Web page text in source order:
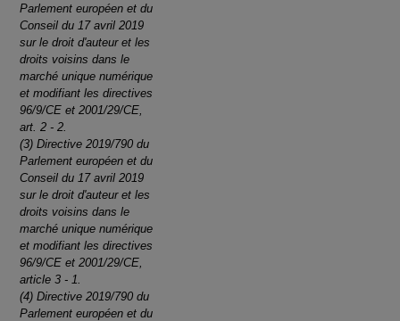
Parlement européen et du
Conseil du 17 avril 2019
sur le droit d'auteur et les
droits voisins dans le
marché unique numérique
et modifiant les directives
96/9/CE et 2001/29/CE,
art. 2 - 2.
(3) Directive 2019/790 du
Parlement européen et du
Conseil du 17 avril 2019
sur le droit d'auteur et les
droits voisins dans le
marché unique numérique
et modifiant les directives
96/9/CE et 2001/29/CE,
article 3 - 1.
(4) Directive 2019/790 du
Parlement européen et du